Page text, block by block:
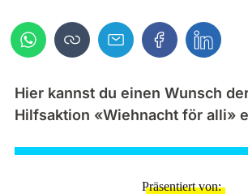
Hier kannst du einen Wunsch
Hilfsaktion «Wiehnacht för alli»
Präsentiert von